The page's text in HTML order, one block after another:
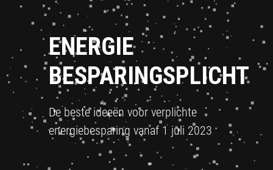
ENERGIE
BESPARINGSPLICHT
De beste ideeën voor verplichte
energiebesparing vanaf 1 juli 2023